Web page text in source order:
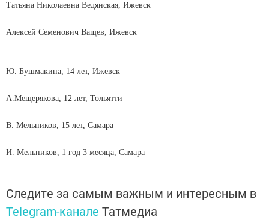
Татьяна Николаевна Ведянская, Ижевск
Алексей Семенович Ващев, Ижевск
Ю. Бушмакина, 14 лет, Ижевск
А.Мещерякова, 12 лет, Тольятти
В. Мельников, 15 лет, Самара
И. Мельников, 1 год 3 месяца, Самара
Следите за самым важным и интересным в
Telegram-канале Татмедиа